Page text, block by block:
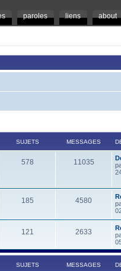
paroles liens about
SUJETS MESSAGES
578 11035
185 4580
121 2633
SUJETS MESSAGES